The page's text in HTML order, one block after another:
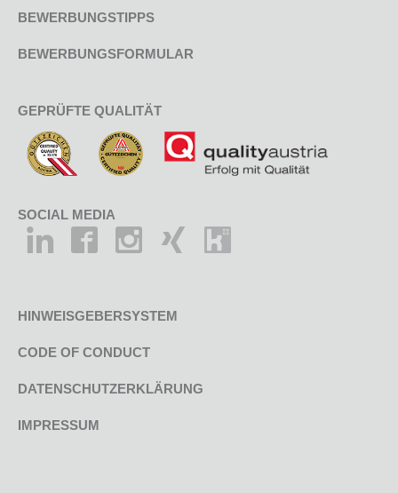
BEWERBUNGSTIPPS
BEWERBUNGSFORMULAR
GEPRÜFTE QUALITÄT
SOCIAL MEDIA
HINWEISGEBERSYSTEM
CODE OF CONDUCT
DATENSCHUTZERKLÄRUNG
IMPRESSUM